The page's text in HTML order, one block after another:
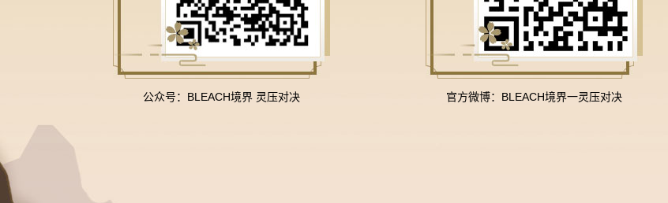
公众号：BLEACH境界 灵压对决 官方微博：BLEACH境界一灵压对决